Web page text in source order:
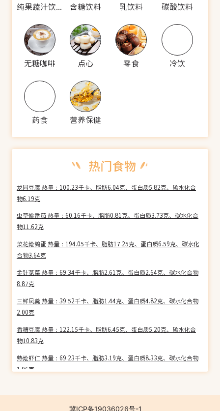
纯果蔬汁饮料 含糖饮料 乳饮料 碳酸饮料
无糖咖啡 点心 零食 冷饮
药食 营养保健
龙园豆腐 热量：100.23千卡、脂肪6.04克、蛋白质5.82克、碳水化合
物6.19克
虫草烩番茄 热量：60.16千卡、脂肪0.81克、蛋白质3.73克、碳水化合
物11.62克
菜花烩鸽蛋 热量：194.05千卡、脂肪17.25克、蛋白质6.59克、碳水化
合物3.64克
金针苋菜 热量：69.34千卡、脂肪2.61克、蛋白质2.64克、碳水化合物
8.87克
三鲜凤羹 热量：39.52千卡、脂肪1.44克、蛋白质4.82克、碳水化合物
2.00克
香糟豆腐 热量：122.15千卡、脂肪6.45克、蛋白质5.20克、碳水化合
物10.83克
熟烩虾仁 热量：69.23千卡、脂肪3.19克、蛋白质8.33克、碳水化合物
1.96克
1.81克
冀ICP备19036026号-1